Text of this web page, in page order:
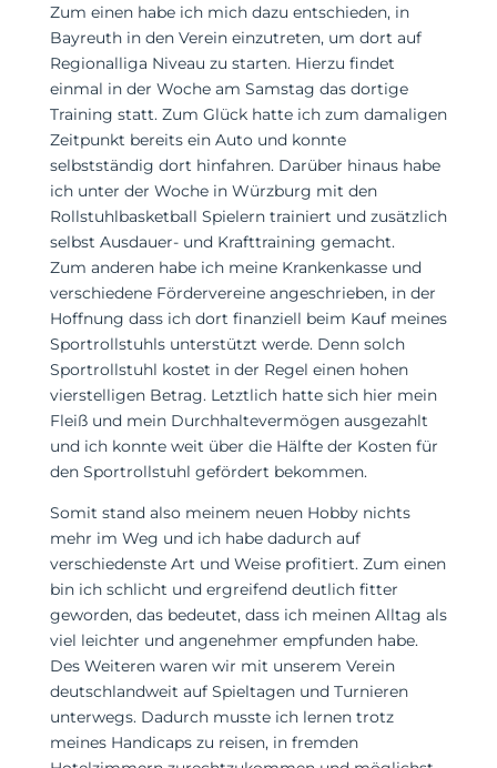
Zum einen habe ich mich dazu entschieden, in
Bayreuth in den Verein einzutreten, um dort auf
Regionalliga Niveau zu starten. Hierzu findet
einmal in der Woche am Samstag das dortige
Training statt. Zum Glück hatte ich zum damaligen
Zeitpunkt bereits ein Auto und konnte
selbstständig dort hinfahren. Darüber hinaus habe
ich unter der Woche in Würzburg mit den
Rollstuhlbasketball Spielern trainiert und zusätzlich
selbst Ausdauer- und Krafttraining gemacht.
Zum anderen habe ich meine Krankenkasse und
verschiedene Fördervereine angeschrieben, in der
Hoffnung dass ich dort finanziell beim Kauf meines
Sportrollstuhls unterstützt werde. Denn solch
Sportrollstuhl kostet in der Regel einen hohen
vierstelligen Betrag. Letztlich hatte sich hier mein
Fleiß und mein Durchhaltevermögen ausgezahlt
und ich konnte weit über die Hälfte der Kosten für
den Sportrollstuhl gefördert bekommen.
Somit stand also meinem neuen Hobby nichts
mehr im Weg und ich habe dadurch auf
verschiedenste Art und Weise profitiert. Zum einen
bin ich schlicht und ergreifend deutlich fitter
geworden, das bedeutet, dass ich meinen Alltag als
viel leichter und angenehmer empfunden habe.
Des Weiteren waren wir mit unserem Verein
deutschlandweit auf Spieltagen und Turnieren
unterwegs. Dadurch musste ich lernen trotz
meines Handicaps zu reisen, in fremden